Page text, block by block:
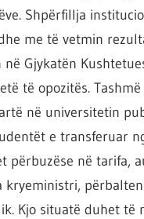
Shpërfillja
me të vetmin
Gjykatën
të opozitës.
në universitetin
e transferuar
përbuzëse në tarifa,
kryeministri,
Kjo situatë duhet të